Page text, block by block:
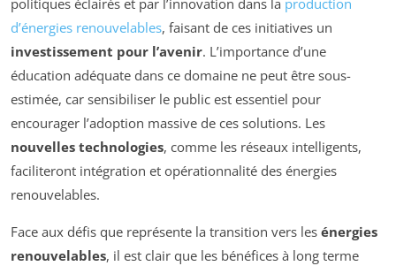
politiques éclairés et par l’innovation dans la production
d’énergies renouvelables, faisant de ces initiatives un
investissement pour l’avenir. L’importance d’une
éducation adéquate dans ce domaine ne peut être sous-
estimée, car sensibiliser le public est essentiel pour
encourager l’adoption massive de ces solutions. Les
nouvelles technologies, comme les réseaux intelligents,
faciliteront intégration et opérationnalité des énergies
renouvelables.
Face aux défis que représente la transition vers les énergies
renouvelables, il est clair que les bénéfices à long terme